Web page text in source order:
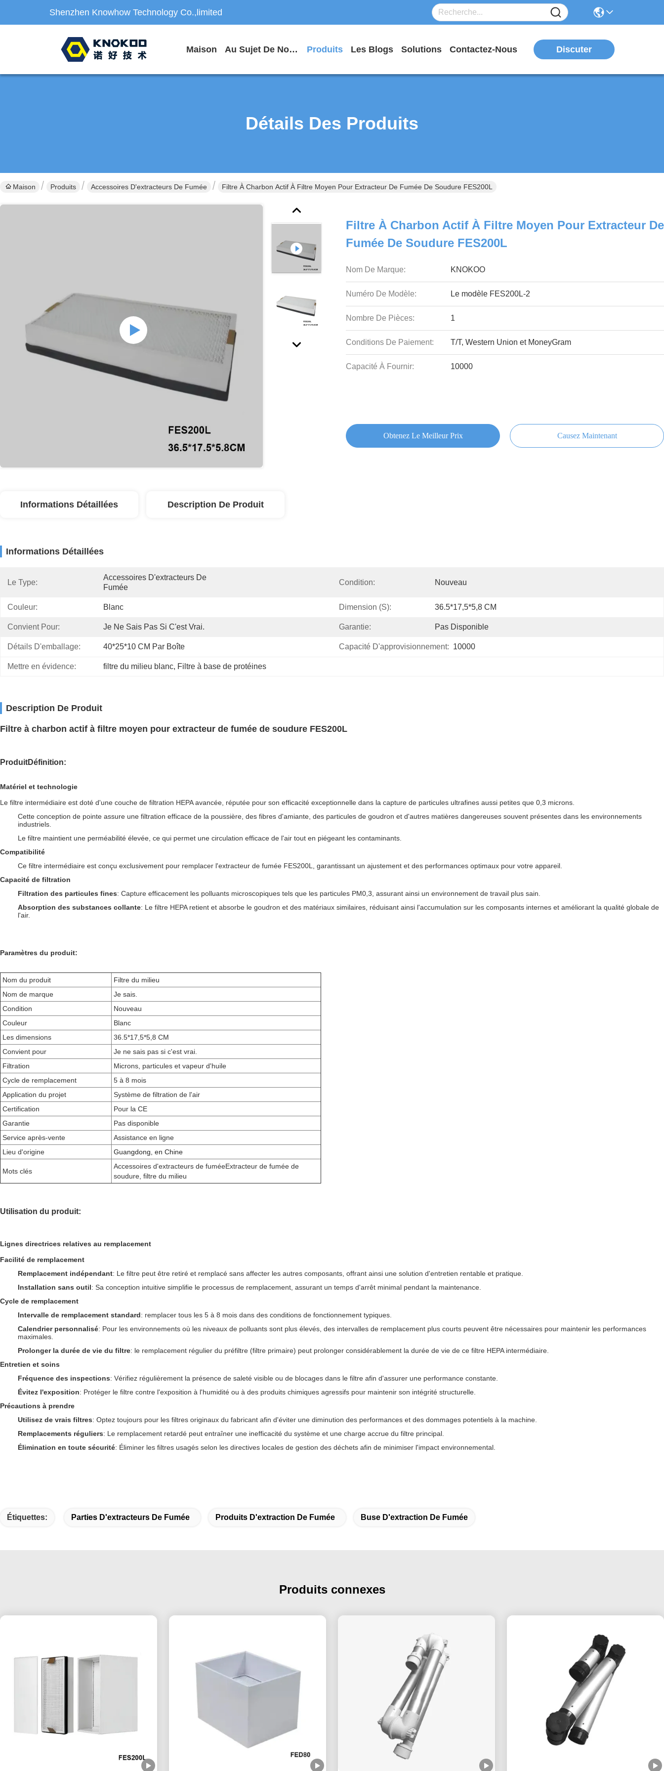
Shenzhen Knowhow Technology Co.,limited
Maison Au Sujet De Nous Produits Les Blogs Solutions Contactez-Nous Discuter
Détails Des Produits
Maison Produits Accessoires D'extracteurs De Fumée Filtre À Charbon Actif À Filtre Moyen Pour Extracteur De Fumée De Soudure FES200L
Filtre À Charbon Actif À Filtre Moyen Pour Extracteur De
Fumée De Soudure FES200L
Nom De Marque: KNOKOO
Numéro De Modèle: Le modèle FES200L-2
Nombre De Pièces: 1
Conditions De Paiement: T/T, Western Union et MoneyGram
Capacité À Fournir: 10000
Obtenez Le Meilleur Prix Causez Maintenant
Informations Détaillées Description De Produit
Informations Détaillées
Le Type:
Accessoires D'extracteurs De
Fumée
Condition: Nouveau
Couleur: Blanc Dimension (s): 36.5*17,5*5,8 CM
Convient Pour: Je Ne Sais Pas Si C'est Vrai. Garantie: Pas Disponible
Détails D'emballage: 40*25*10 CM Par Boîte Capacité D'approvisionnement: 10000
Mettre en évidence: filtre du milieu blanc, Filtre à base de protéines
Description De Produit
Filtre à charbon actif à filtre moyen pour extracteur de fumée de soudure FES200L
ProduitDéfinition:
Matériel et technologie
Le filtre intermédiaire est doté d'une couche de filtration HEPA avancée, réputée pour son efficacité exceptionnelle dans la capture de particules ultrafines aussi petites que 0,3 microns.
Cette conception de pointe assure une filtration efficace de la poussière, des fibres d'amiante, des particules de goudron et d'autres matières dangereuses souvent présentes dans les environnements
industriels.
Le filtre maintient une perméabilité élevée, ce qui permet une circulation efficace de l'air tout en piégeant les contaminants.
Compatibilité
Ce filtre intermédiaire est conçu exclusivement pour remplacer l'extracteur de fumée FES200L, garantissant un ajustement et des performances optimaux pour votre appareil.
Capacité de filtration
Filtration des particules fines: Capture efficacement les polluants microscopiques tels que les particules PM0,3, assurant ainsi un environnement de travail plus sain.
Absorption des substances collante: Le filtre HEPA retient et absorbe le goudron et des matériaux similaires, réduisant ainsi l'accumulation sur les composants internes et améliorant la qualité globale de
l'air.
Paramètres du produit:
Nom du produit
Filtre du milieu
Nom de marque
Je sais.
Condition
Nouveau
Couleur
Blanc
Les dimensions
36.5*17,5*5,8 CM
Convient pour
Je ne sais pas si c'est vrai.
Filtration
Microns, particules et vapeur d'huile
Cycle de remplacement
5 à 8 mois
Application du projet
Système de filtration de l'air
Certification
Pour la CE
Garantie
Pas disponible
Service après-vente
Assistance en ligne
Lieu d'origine
Guangdong, en Chine
Mots clés
Accessoires d'extracteurs de fuméeExtracteur de fumée de
soudure, filtre du milieu
Utilisation du produit:
Lignes directrices relatives au remplacement
Facilité de remplacement
Remplacement indépendant: Le filtre peut être retiré et remplacé sans affecter les autres composants, offrant ainsi une solution d'entretien rentable et pratique.
Installation sans outil: Sa conception intuitive simplifie le processus de remplacement, assurant un temps d'arrêt minimal pendant la maintenance.
Cycle de remplacement
Intervalle de remplacement standard: remplacer tous les 5 à 8 mois dans des conditions de fonctionnement typiques.
Calendrier personnalisé: Pour les environnements où les niveaux de polluants sont plus élevés, des intervalles de remplacement plus courts peuvent être nécessaires pour maintenir les performances
maximales.
Prolonger la durée de vie du filtre: le remplacement régulier du préfiltre (filtre primaire) peut prolonger considérablement la durée de vie de ce filtre HEPA intermédiaire.
Entretien et soins
Fréquence des inspections: Vérifiez régulièrement la présence de saleté visible ou de blocages dans le filtre afin d'assurer une performance constante.
Évitez l'exposition: Protéger le filtre contre l'exposition à l'humidité ou à des produits chimiques agressifs pour maintenir son intégrité structurelle.
Précautions à prendre
Utilisez de vrais filtres: Optez toujours pour les filtres originaux du fabricant afin d'éviter une diminution des performances et des dommages potentiels à la machine.
Remplacements réguliers: Le remplacement retardé peut entraîner une inefficacité du système et une charge accrue du filtre principal.
Élimination en toute sécurité: Éliminer les filtres usagés selon les directives locales de gestion des déchets afin de minimiser l'impact environnemental.
Étiquettes: Parties D'extracteurs De Fumée Produits D'extraction De Fumée Buse D'extraction De Fumée
Produits connexes